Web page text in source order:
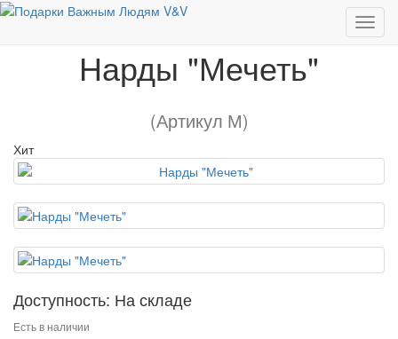
Нарды "Мечеть"
Нарды "Мечеть"
(Артикул М)
Хит
Доступность: На складе
Есть в наличии